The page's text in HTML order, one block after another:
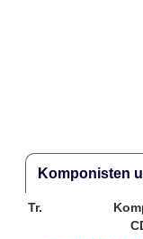
Komponisten
Tr.